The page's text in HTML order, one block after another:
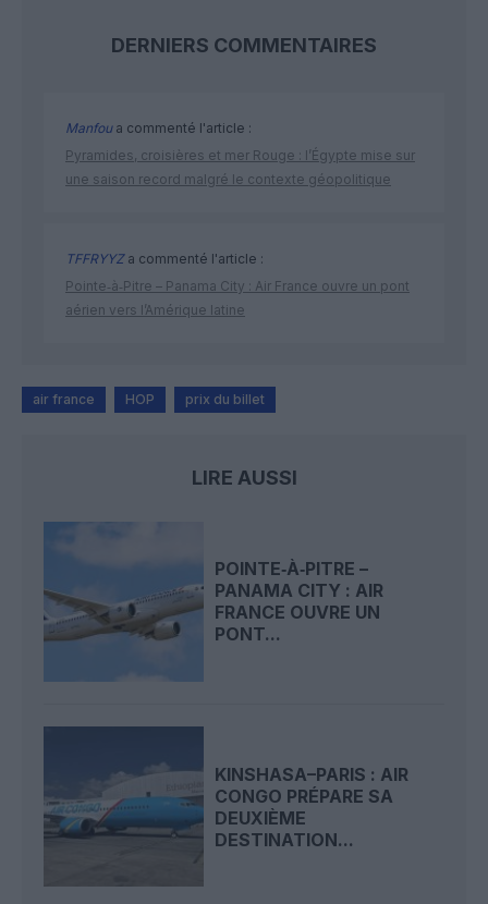
DERNIERS COMMENTAIRES
Manfoua commenté l'article :
Pyramides, croisières et mer Rouge : l’Égypte mise sur
une saison record malgré le contexte géopolitique
TFFRYYZa commenté l'article :
Pointe‑à‑Pitre – Panama City : Air France ouvre un pont
aérien vers l’Amérique latine
air france HOP prix du billet
LIRE AUSSI
POINTE‑À‑PITRE –
PANAMA CITY : AIR
FRANCE OUVRE UN
PONT...
KINSHASA–PARIS : AIR
CONGO PRÉPARE SA
DEUXIÈME
DESTINATION...